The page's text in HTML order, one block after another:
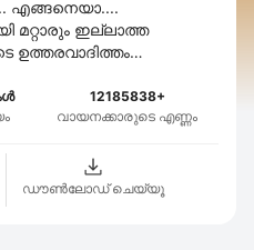
എങ്ങനെയാ....
മറ്റാരും ഇല്ലാത്ത
12185838+
വായനക്കാരുടെ എണ്ണം
ഡൗണ്‍ലോഡ് ചെയ്യൂ